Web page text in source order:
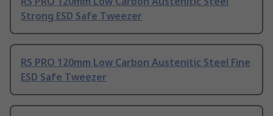
Strong ESD Safe Tweezer
RS PRO 120mm Low Carbon Austenitic Steel Fine
ESD Safe Tweezer